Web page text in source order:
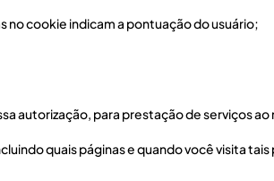
no cookie indicam a pontuação do usuário;
autorização, para prestação de serviços ao
quais páginas e quando você visita tais